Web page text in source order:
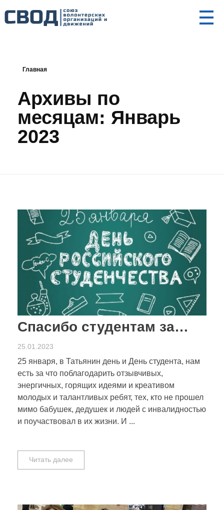
Главная
Архивы по
месяцам: Январь
2023
Спасибо студентам за…
25.01.2023
25 января, в Татьянин день и День студента, нам
есть за что поблагодарить отзывчивых,
энергичных, горящих идеями и креативом
молодых и талантливых ребят, тех, кто не прошел
мимо бабушек, дедушек и людей с инвалидностью
и поучаствовал в их жизни. И ...
Читать далее